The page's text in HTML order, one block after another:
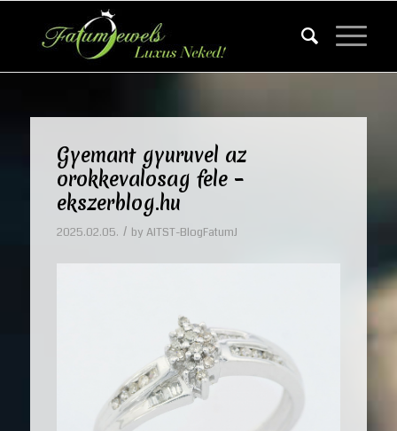
Gyemant gyuruvel az
orokkevalosag fele –
ekszerblog.hu
2025.02.05. / by AITST-BlogFatumJ